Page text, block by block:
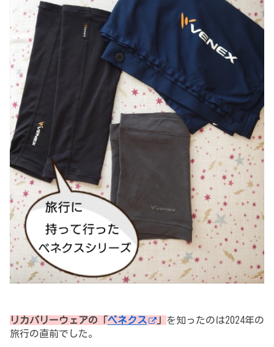
リカバリーウェアの「ベネクス 」 を知ったのは2024年の
旅行の直前でした。